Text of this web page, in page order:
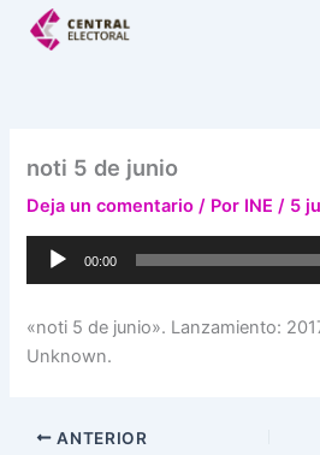
noti 5 de junio
Deja un comentario / Por INE/ 5
Reproductor
00:00
«noti 5 de junio». Lanzamiento:
Unknown.
ANTERIOR